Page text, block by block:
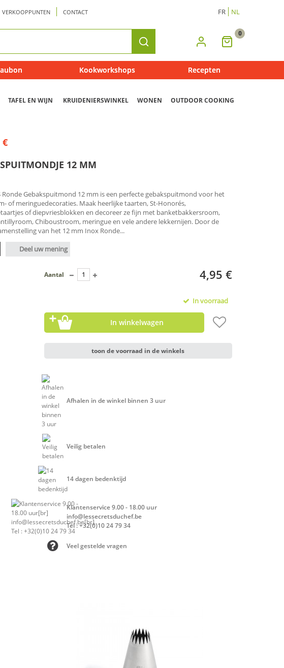
VERKOOPPUNTEN CONTACT FR NL
Zoeken Mijn
0
Kookworkshops Recepten
TAFEL EN WIJN KRUIDENIERSWINKEL WONEN OUTDOOR COOKING
12 MM
Ronde Gebakspuitmond 12 mm is een perfecte gebakspuitmond voor het
of meringuedecoraties. Maak heerlijke taarten, St-Honorés,
of diepvriesblokken en decoreer ze fijn met banketbakkersroom,
Chiboustroom, meringue en vele andere lekkernijen. Door de
van het 12 mm Inox Ronde...
Deel uw mening
4,95 €
Aantal
In voorraad
In winkelwagen
toon de voorraad in de winkels
Afhalen in de winkel binnen 3 uur
Veilig betalen
14 dagen bedenktijd
Klantenservice 9.00 - 18.00 uur
info@lessecretsduchef.be
Tel : +32(0)10 24 79 34
Veel gestelde vragen